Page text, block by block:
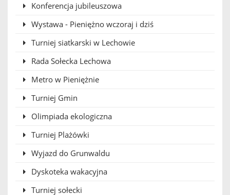
Konferencja jubileuszowa
Wystawa - Pieniężno wczoraj i dziś
Turniej siatkarski w Lechowie
Rada Sołecka Lechowa
Metro w Pieniężnie
Turniej Gmin
Olimpiada ekologiczna
Turniej Plażówki
Wyjazd do Grunwaldu
Dyskoteka wakacyjna
Turniej sołecki